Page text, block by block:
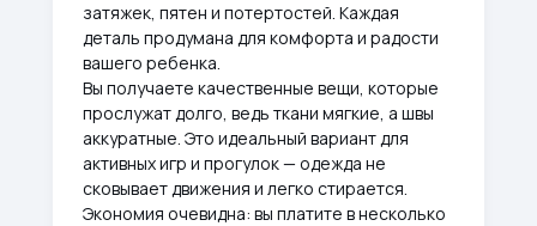
затяжек, пятен и потертостей. Каждая
деталь продумана для комфорта и радости
вашего ребенка.
Вы получаете качественные вещи, которые
прослужат долго, ведь ткани мягкие, а швы
аккуратные. Это идеальный вариант для
активных игр и прогулок — одежда не
сковывает движения и легко стирается.
Экономия очевидна: вы платите в несколько